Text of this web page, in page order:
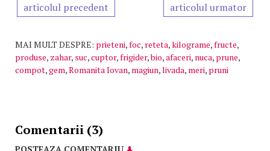
articolul precedent articolul urmator
MAI MULT DESPRE: prieteni,foc, reteta,kilograme,fructe,
produse, zahar, suc,cuptor,frigider,bio,afaceri, nuca, prune,
compot,gem,Romanita Iovan, magiun,livada, meri, pruni
Comentarii (3)